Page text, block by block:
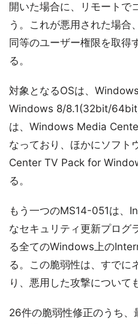
開いた場合に、リモートで
う。これが悪用された場合
同等のユーザー権限を取得
る。
対象となるOSは、
Windows 8/8.1(32bit/
は、Windows Media
なっており、ほかにソフ
Center TV Pack for
る。
もう一つのMS14-051は、
なセキュリティ更新プログ
る全てのWindows上の
る。この脆弱性は、すでに
り、悪用した攻撃について
26件の脆弱性修正のうち、